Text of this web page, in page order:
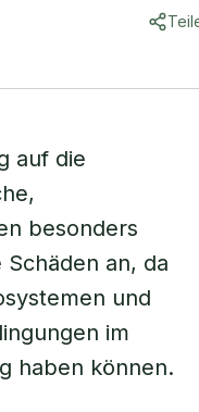
auf die
besonders
an, da
und
im
haben können.